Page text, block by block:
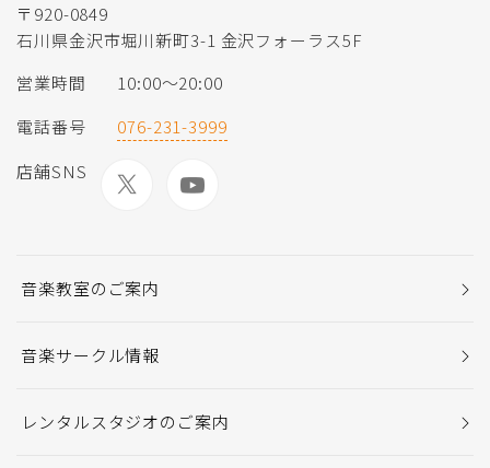
〒920-0849
石川県金沢市堀川新町3-1 金沢フォーラス5F
営業時間
10:00〜20:00
電話番号
076-231-3999
店舗SNS
音楽教室のご案内
音楽サークル情報
レンタルスタジオのご案内